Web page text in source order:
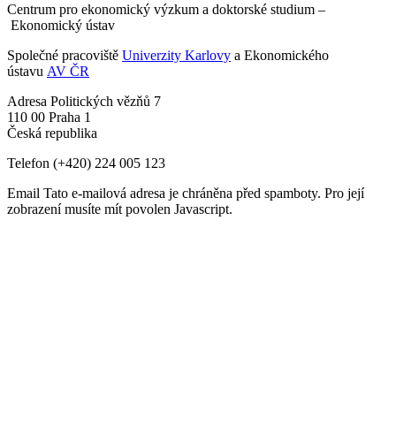
Centrum pro ekonomický výzkum a doktorské studium –
Ekonomický ústav
Společné pracoviště Univerzity Karlovy a Ekonomického
ústavu AV ČR
Adresa Politických vězňů 7
110 00 Praha 1
Česká republika
Telefon (+420) 224 005 123
Email Tato e-mailová adresa je chráněna před spamboty. Pro její
zobrazení musíte mít povolen Javascript.